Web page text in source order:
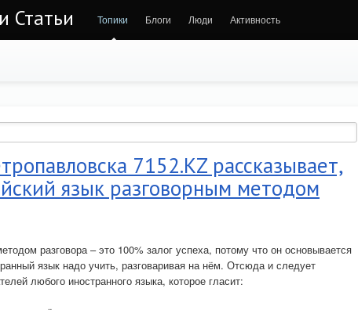
Статьи Топики Блоги Люди Активность
7152.KZ рассказывает,
язык разговорным методом
разговора – это 100% залог успеха, потому что он основывается
язык надо учить, разговаривая на нём. Отсюда и следует
любого иностранного языка, которое гласит: